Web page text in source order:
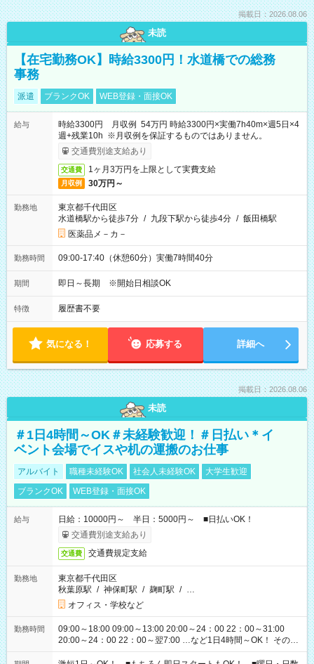
掲載日：2026.08.06
未読
【在宅勤務OK】時給3300円！水道橋での総務
事務
派遣 ブランクOK WEB登録・面接OK
給与
時給3300円 月収例 54万円 時給3300円×実働7h40m×週5日×4
週+残業10h ※月収例を保証するものではありません。
交通費別途支給あり
交通費 1ヶ月3万円を上限として実費支給
月収例 30万円～
勤務地
東京都千代田区
水道橋駅から徒歩7分 / 九段下駅から徒歩4分 / 飯田橋駅
医薬品メ－カ－
勤務時間 09:00-17:40（休憩60分）実働7時間40分
期間 即日～長期 ※開始日相談OK
特徴 履歴書不要
気になる！ 応募する 詳細へ
掲載日：2026.08.06
未読
＃1日4時間～OK＃未経験歓迎！＃日払い＊イ
ベント会場でイスや机の運搬のお仕事
アルバイト 職種未経験OK 社会人未経験OK
大学生歓迎
ブランクOK
WEB登録・面接OK
給与
日給：10000円～ 半日：5000円～ ■日払いOK！
交通費別途支給あり
交通費 交通費規定支給
勤務地
東京都千代田区
秋葉原駅 / 神保町駅 / 麹町駅 / …
オフィス・学校など
勤務時間
09:00～18:00 09:00～13:00 20:00～24：00 22：00～31:00
20:00～24：00 22：00～翌7:00 …など1日4時間～OK！ その他
シフトもございます！ お気軽にご相談ください！